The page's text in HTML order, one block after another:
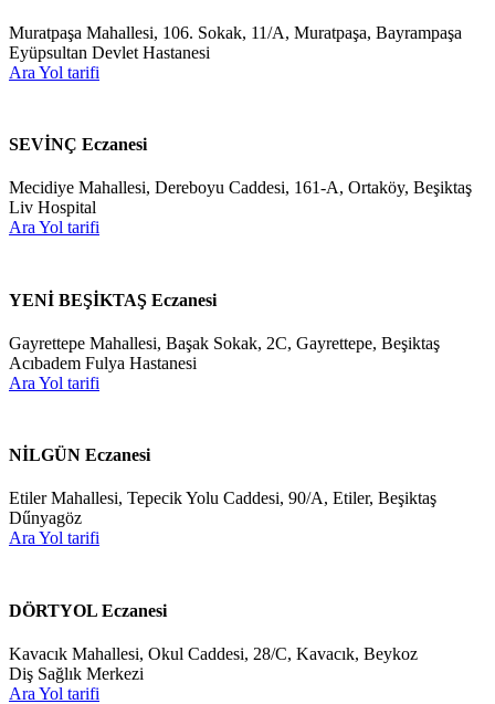
Muratpaşa Mahallesi, 106. Sokak, 11/A, Muratpaşa, Bayrampaşa
Eyüpsultan Devlet Hastanesi
Ara Yol tarifi
SEVİNÇ Eczanesi
Mecidiye Mahallesi, Dereboyu Caddesi, 161-A, Ortaköy, Beşiktaş
Liv Hospital
Ara Yol tarifi
YENİ BEŞİKTAŞ Eczanesi
Gayrettepe Mahallesi, Başak Sokak, 2C, Gayrettepe, Beşiktaş
Acıbadem Fulya Hastanesi
Ara Yol tarifi
NİLGÜN Eczanesi
Etiler Mahallesi, Tepecik Yolu Caddesi, 90/A, Etiler, Beşiktaş
Dűnyagöz
Ara Yol tarifi
DÖRTYOL Eczanesi
Kavacık Mahallesi, Okul Caddesi, 28/C, Kavacık, Beykoz
Diş Sağlık Merkezi
Ara Yol tarifi